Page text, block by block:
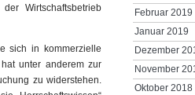
Wirtschaftsbetrieb
sich in kommerzielle
unter anderem zur
zu widerstehen.
Februar 2019
Januar 2019
Dezember
November
Oktober 2018